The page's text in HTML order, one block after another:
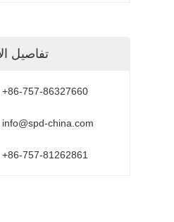
تفاصيل
+86-757-86327660
info@spd-china.com
+86-757-81262861